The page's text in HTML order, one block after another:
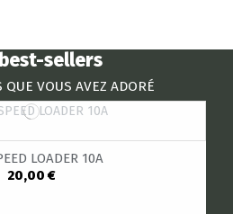
sellers
QUE VOUS AVEZ ADORÉ
LOADER 10A
20,00 €